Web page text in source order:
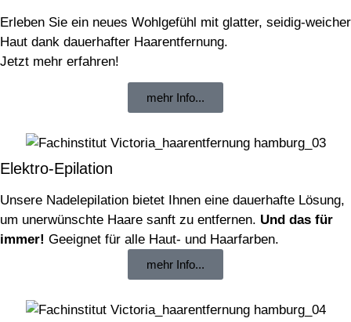
Erleben Sie ein neues Wohlgefühl mit glatter, seidig-weicher
Haut dank dauerhafter Haarentfernung.
Jetzt mehr erfahren!
mehr Info...
Elektro-Epilation
Unsere Nadelepilation bietet Ihnen eine dauerhafte Lösung,
um unerwünschte Haare sanft zu entfernen. Und das für
immer! Geeignet für alle Haut- und Haarfarben.
mehr Info...